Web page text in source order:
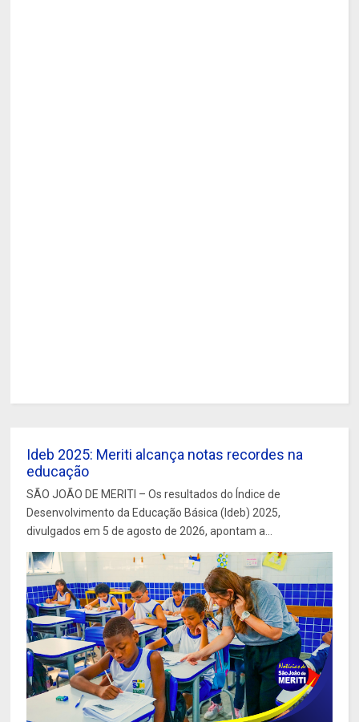
Ideb 2025: Meriti alcança notas recordes na
educação
SÃO JOÃO DE MERITI – Os resultados do Índice de
Desenvolvimento da Educação Básica (Ideb) 2025,
divulgados em 5 de agosto de 2026, apontam a...